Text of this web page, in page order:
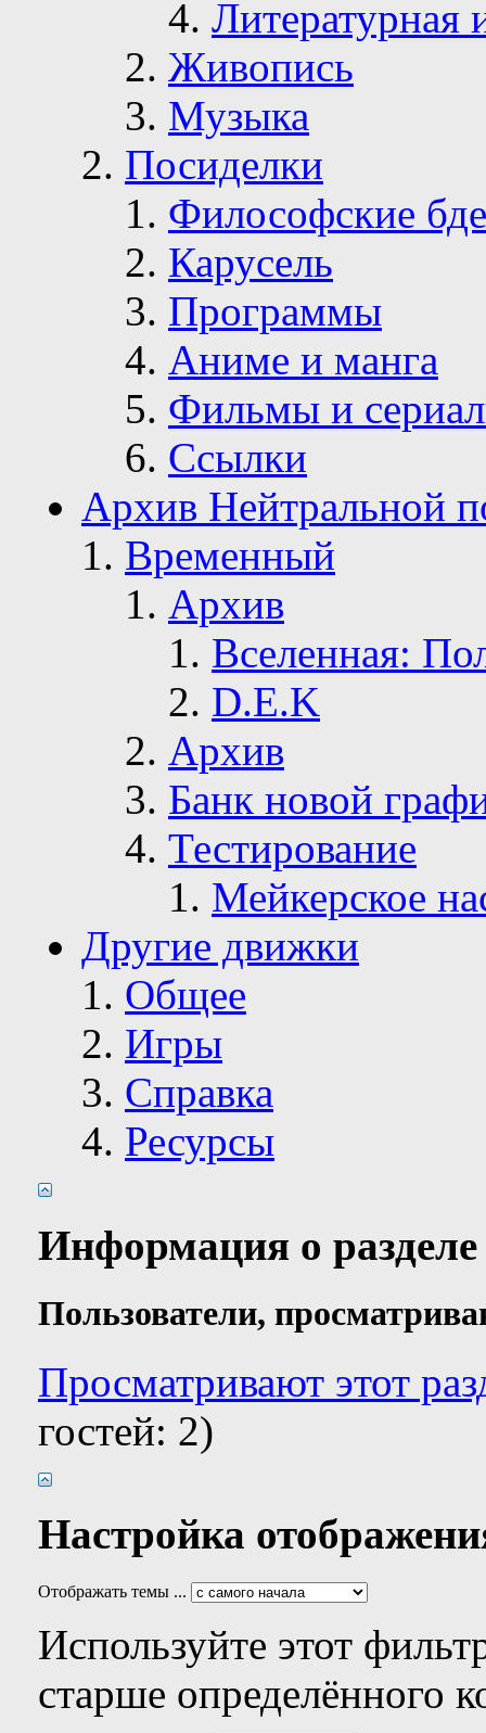
Живопись
Музыка
Посиделки
Философские
Карусель
Программы
Аниме и манга
Фильмы и
Ссылки
Архив Нейтральной
Временный
Архив
Вселенная:
D.E.K
Архив
Банк новой
Тестирование
Мейкерское
Другие движки
Общее
Игры
Справка
Ресурсы
Информация о
Пользователи,
Просматривают этот
гостей: 2)
Настройка
Отображать темы ...
Используйте этот
старше определённого